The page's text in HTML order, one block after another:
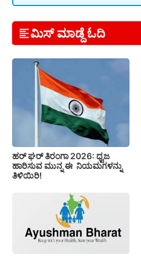
ಮಿಸ್ ಮಾಡ್ದೆ ಓದಿ
ಹರ್ ಘರ್ ತಿರಂಗಾ 2026: ಧ್ವಜ
ಹಾರಿಸುವ ಮುನ್ನ ಈ ನಿಯಮಗಳನ್ನು
ತಿಳಿಯಿರಿ!